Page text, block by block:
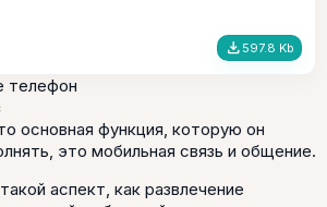
file_download 597.8 Kb
телефон
основная функция, которую он
это мобильная связь и общение.
аспект, как развлечение